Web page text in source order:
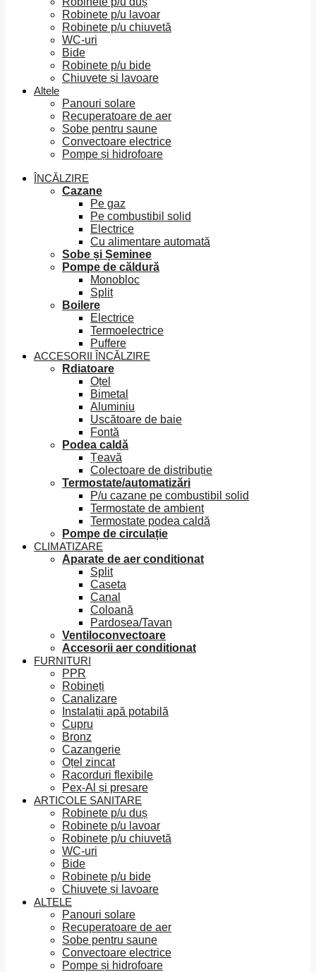
Robinete p/u lavoar
Robinete p/u chiuvetă
WC-uri
Bide
Robinete p/u bide
Chiuvete și lavoare
Altele
Panouri solare
Recuperatoare de aer
Sobe pentru saune
Convectoare electrice
Pompe și hidrofoare
ÎNCĂLZIRE
Cazane
Pe gaz
Pe combustibil solid
Electrice
Cu alimentare automată
Sobe și Șeminee
Pompe de căldură
Monobloc
Split
Boilere
Electrice
Termoelectrice
Puffere
ACCESORII ÎNCĂLZIRE
Rdiatoare
Oțel
Bimetal
Aluminiu
Uscătoare de baie
Fontă
Podea caldă
Țeavă
Colectoare de distribuție
Termostate/automatizări
P/u cazane pe combustibil solid
Termostate de ambient
Termostate podea caldă
Pompe de circulație
CLIMATIZARE
Aparate de aer conditionat
Split
Caseta
Canal
Coloană
Pardosea/Tavan
Ventiloconvectoare
Accesorii aer conditionat
FURNITURI
PPR
Robineți
Canalizare
Instalații apă potabilă
Cupru
Bronz
Cazangerie
Oțel zincat
Racorduri flexibile
Pex-Al și presare
ARTICOLE SANITARE
Robinete p/u duș
Robinete p/u lavoar
Robinete p/u chiuvetă
WC-uri
Bide
Robinete p/u bide
Chiuvete și lavoare
ALTELE
Panouri solare
Recuperatoare de aer
Sobe pentru saune
Convectoare electrice
Pompe și hidrofoare